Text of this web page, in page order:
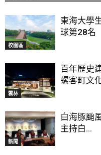
校園區
東海大學
球第28名
雲林
百年歷史
螺客町文
新聞
白海豚颱
主持白...